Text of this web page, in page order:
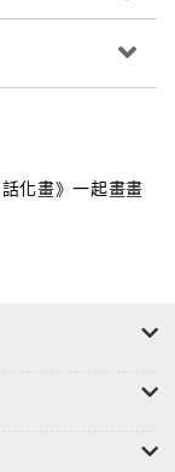
話化畫》一起畫畫